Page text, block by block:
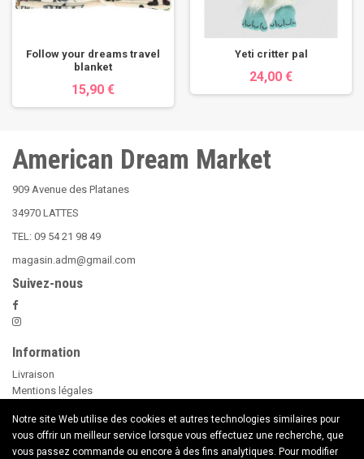
Notre site Web utilise des cookies et autres technologies similaires pour
vous offrir un meilleur service lorsque vous effectuez une recherche, que
vous passez commande ou encore à des fins analytiques. Pour modifier
Follow your dreams travel
blanket
15,90 €
Yeti critter pal
24,00 €
American Dream Market
909 Avenue des Platanes
34970 LATTES
TEL: 09 54 21 98 49
magasin.adm@gmail.com
Suivez-nous
Information
Livraison
Mentions légales
Paiement sécurisé
Le Beer Pong
conseils d'utilisation des Bougies